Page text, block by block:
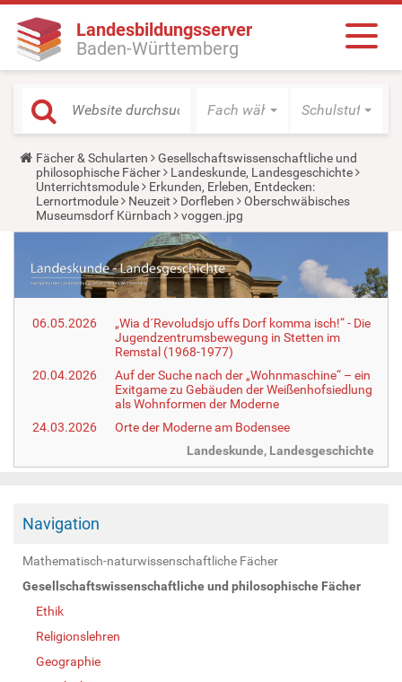
Landesbildungsserver
Baden-Württemberg
Fach wählen Schulstufe
Y
o
u
a
r
e
r
e
:
Fächer & Schularten
Gesellschaftswissenschaftliche und
philosophische Fächer
Landeskunde, Landesgeschichte
Unterrichtsmodule
Erkunden, Erleben, Entdecken:
Lernortmodule
Neuzeit Dorfleben
Oberschwäbisches
Museumsdorf Kürnbach
voggen.jpg
06.05.2026
„Wia d´Revoludsjo uffs Dorf komma isch!“ - Die
Jugendzentrumsbewegung in Stetten im
Remstal (1968-1977)
20.04.2026
Auf der Suche nach der „Wohnmaschine“ – ein
Exitgame zu Gebäuden der Weißenhofsiedlung
als Wohnformen der Moderne
24.03.2026
Orte der Moderne am Bodensee
Landeskunde, Landesgeschichte
Navigation
Mathematisch-naturwissenschaftliche Fächer
Gesellschaftswissenschaftliche und philosophische Fächer
Ethik
Religionslehren
Geographie